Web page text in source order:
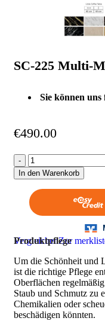
SC-225 Multi-
Sie können
€490.00
In den Warenkorb
VergleichenZur
Produktpflege
Um die Schönheit und
ist die richtige Pflege
Oberflächen
Staub und Schmutz zu
Chemikalien oder
beschädigen könnten.